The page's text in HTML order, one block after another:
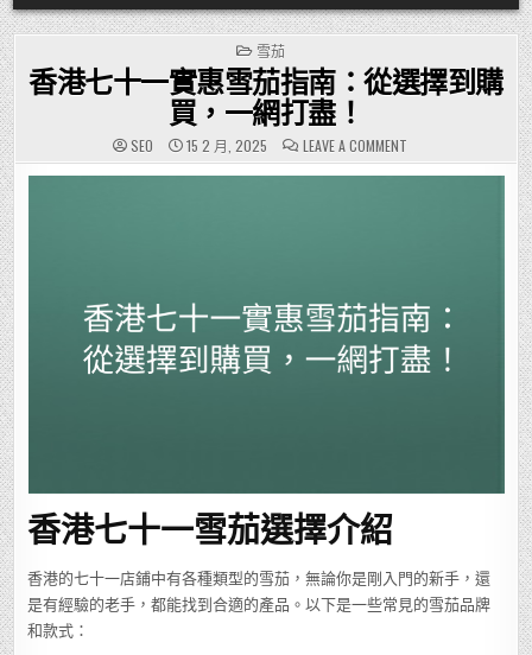
POSTED
IN
雪茄
香港七十一實惠雪茄指南：從選擇到購
買，一網打盡！
SEO 15 2 月, 2025 LEAVE A COMMENT
香
港
南：
從
選
擇
到
購
香港七十一雪茄選擇介紹
香港的七十一店鋪中有各種類型的雪茄，無論你是剛入門的新手，還
是有經驗的老手，都能找到合適的產品。以下是一些常見的雪茄品牌
和款式：